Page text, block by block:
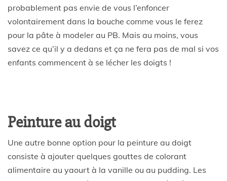
probablement pas envie de vous l’enfoncer
volontairement dans la bouche comme vous le ferez
pour la pâte à modeler au PB. Mais au moins, vous
savez ce qu’il y a dedans et ça ne fera pas de mal si vos
enfants commencent à se lécher les doigts !
Peinture au doigt
Une autre bonne option pour la peinture au doigt
consiste à ajouter quelques gouttes de colorant
alimentaire au yaourt à la vanille ou au pudding. Les